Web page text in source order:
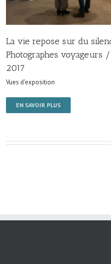
La vie repose sur du
Photographes voyageurs
2017
Vues d'exposition
EN SAVOIR PLUS